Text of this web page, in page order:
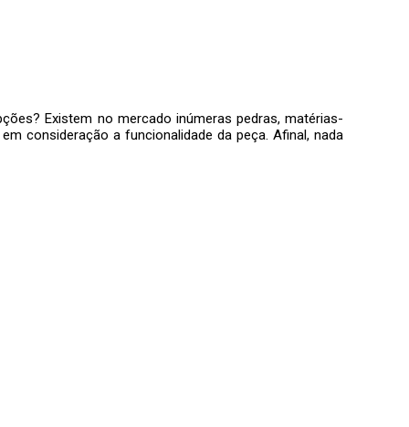
Existem no mercado inúmeras pedras, matérias-
consideração a funcionalidade da peça. Afinal, nada